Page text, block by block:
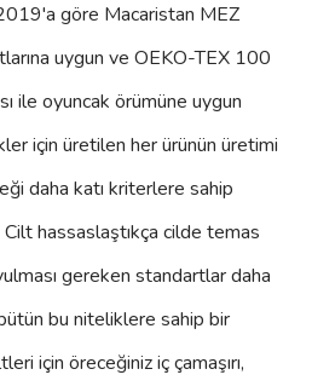
göre Macaristan MEZ
uygun ve OEKO-TEX 100
ile oyuncak örümüne uygun
için üretilen her ürünün üretimi
daha katı kriterlere sahip
hassaslaştıkça cilde temas
gereken standartlar daha
bu niteliklere sahip bir
için öreceğiniz iç çamaşırı,